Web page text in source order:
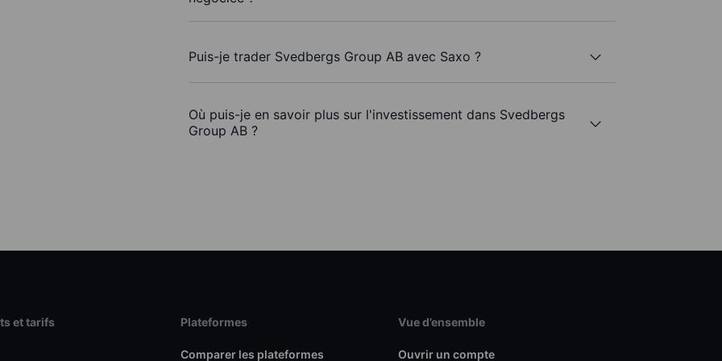
Puis-je trader Svedbergs Group AB avec Saxo ?
Où puis-je en savoir plus sur l'investissement dans Svedbergs
Group AB ?
et tarifs Plateformes
Comparer les plateformes
Vue d’ensemble
Ouvrir un compte